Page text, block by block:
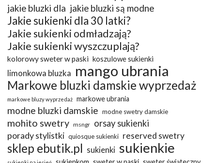
jakie bluzki dla jakie bluzki są modne
Jakie sukienki dla 30 latki?
Jakie sukienki odmładzają?
Jakie sukienki wyszczuplają?
kolorowy sweter w paski koszulowe sukienki
limonkowa bluzka mango ubrania
Markowe bluzki damskie wyprzedaż
markowe bluzy wyprzedaż markowe ubrania
modne bluzki damskie modne swetry damskie
mohito swetry msngr orsay sukienki
porady stylistki quiosque sukienki reserved swetry
sklep ebutik.pl sukienki sukienkie